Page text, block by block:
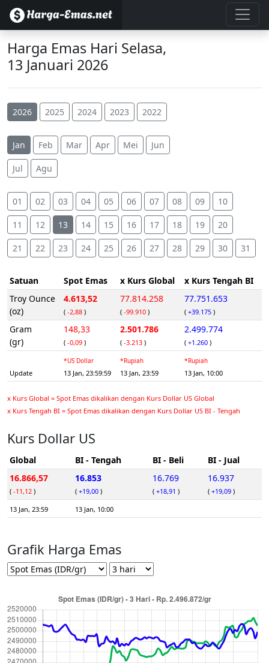
Harga Emas Hari Selasa,
13 Januari 2026
2026 2025 2024 2023 2022
Jan Feb Mar Apr Mei Jun
Jul Agu
01 02 03 04 05 06 07 08 09 10
11 12 13 14 15 16 17 18 19 20
21 22 23 24 25 26 27 28 29 30 31
Satuan Spot Emas x Kurs Global
x Kurs Tengah BI
Troy Ounce
(oz)
4.613,52
( -2,88 )
77.814.258
( -99.910 )
77.751.653
( +39.175 )
Gram
(gr)
148,33
( -0,09 )
2.501.786
( -3.213 )
2.499.774
( +1.260 )
Update
*US Dollar
13 Jan, 23:59:59
*Rupiah
13 Jan, 23:59
*Rupiah
13 Jan, 10:00
x Kurs Global = Spot Emas dikalikan dengan Kurs Dollar US Global
x Kurs Tengah BI = Spot Emas dikalikan dengan Kurs Dollar US BI - Tengah
Kurs Dollar US
Global BI - Tengah BI - Beli
BI - Jual
16.866,57
( -11,12 )
16.853
( +19,00 )
16.769
( +18,91 )
16.937
( +19,09 )
13 Jan, 23:59
13 Jan, 10:00
Grafik Harga Emas